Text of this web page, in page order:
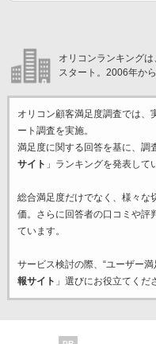
オリコンランキング
スタート。2006年か
オリコン顧客満足度調査では、
ート調査を実施。
満足度に関する回答を基に、調
サイト 」ランキングを発表して
総合満足度だけでなく、様々な
価。さらに回答者の口コミや評
ています。
サービス検討の際、“ユーザー
報サイト 」選びにお役立てくだ